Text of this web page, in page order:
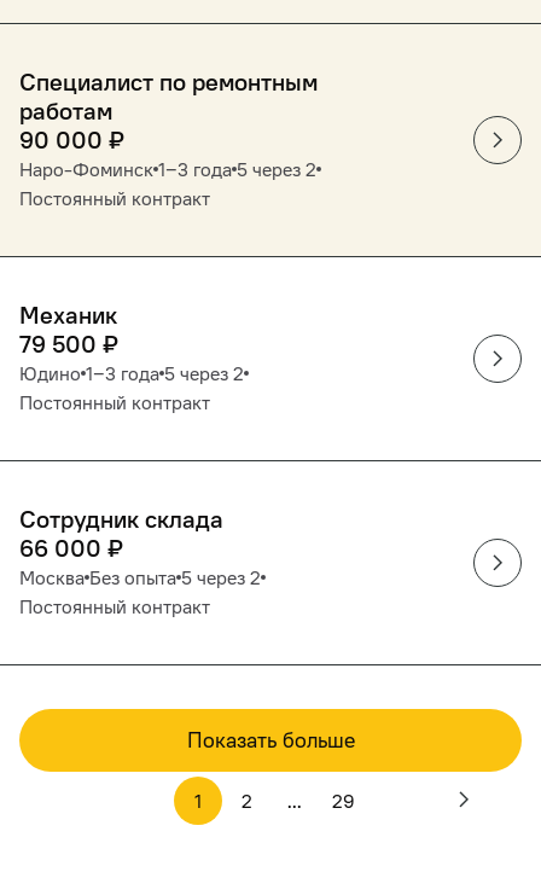
Специалист по ремонтным
работам
90 000 ₽
Наро-Фоминск 1‒3 года 5 через 2
Постоянный контракт
Механик
79 500 ₽
Юдино 1‒3 года 5 через 2
Постоянный контракт
Сотрудник склада
66 000 ₽
Москва Без опыта 5 через 2
Постоянный контракт
Показать больше
1 2 ... 29